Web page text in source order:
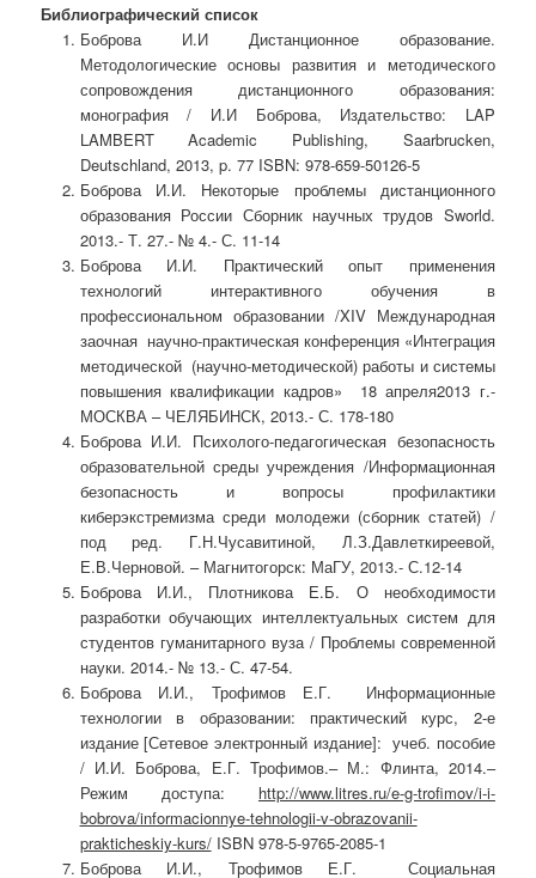
Библиографический список
Боброва И.И Дистанционное образование.
Методологические основы развития и методического
сопровождения дистанционного образования:
монография / И.И Боброва, Издательство: LAP
LAMBERT Academic Publishing, Saarbrucken,
Deutschland, 2013, p. 77 ISBN: 978-659-50126-5
Боброва И.И. Некоторые проблемы дистанционного
образования России Сборник научных трудов Sworld.
2013.- Т. 27.- № 4.- С. 11-14
Боброва И.И. Практический опыт применения
технологий интерактивного обучения в
профессиональном образовании /XIV Международная
заочная научно-практическая конференция «Интеграция
методической (научно-методической) работы и системы
повышения квалификации кадров» 18 апреля2013 г.-
МОСКВА – ЧЕЛЯБИНСК, 2013.- С. 178-180
Боброва И.И. Психолого-педагогическая безопасность
образовательной среды учреждения /Информационная
безопасность и вопросы профилактики
киберэкстремизма среди молодежи (сборник статей) /
под ред. Г.Н.Чусавитиной, Л.З.Давлеткиреевой,
Е.В.Черновой. – Магнитогорск: МаГУ, 2013.- С.12-14
Боброва И.И., Плотникова Е.Б. О необходимости
разработки обучающих интеллектуальных систем для
студентов гуманитарного вуза / Проблемы современной
науки. 2014.- № 13.- С. 47-54.
Боброва И.И., Трофимов Е.Г. Информационные
технологии в образовании: практический курс, 2-е
издание [Сетевое электронный издание]: учеб. пособие
/ И.И. Боброва, Е.Г. Трофимов.– М.: Флинта, 2014.–
Режим доступа: http://www.litres.ru/e-g-trofimov/i-i-
bobrova/informacionnye-tehnologii-v-obrazovanii-
prakticheskiy-kurs/ISBN 978-5-9765-2085-1
Боброва И.И., Трофимов Е.Г. Социальная